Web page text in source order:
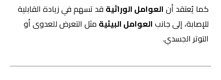
كما يُعتقد أنالعوامل الوراثية قد تسهم في زيادة القابلية
للإصابة، إلى جانبالعوامل البيئية مثل التعرض للعدوى أو
التوتر الجسدي.